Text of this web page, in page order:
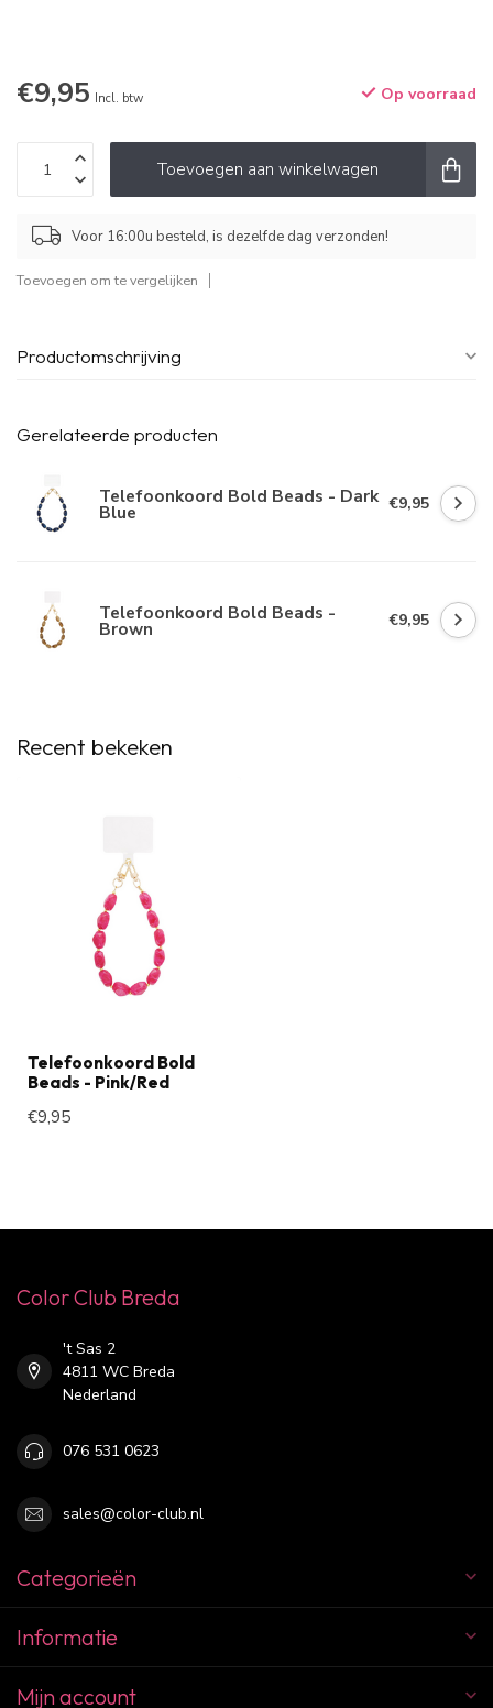
€9,95 Incl. btw Op voorraad
Toevoegen aan winkelwagen
Voor 16:00u besteld, is dezelfde dag verzonden!
Toevoegen om te vergelijken
Productomschrijving
Gerelateerde producten
Telefoonkoord Bold Beads - Dark
Blue €9,95
Telefoonkoord Bold Beads -
Brown €9,95
Recent bekeken
Telefoonkoord Bold
Beads - Pink/Red
€9,95
Color Club Breda
't Sas 2
4811 WC Breda
Nederland
076 531 0623
sales@color-club.nl
Categorieën
Informatie
Mijn account